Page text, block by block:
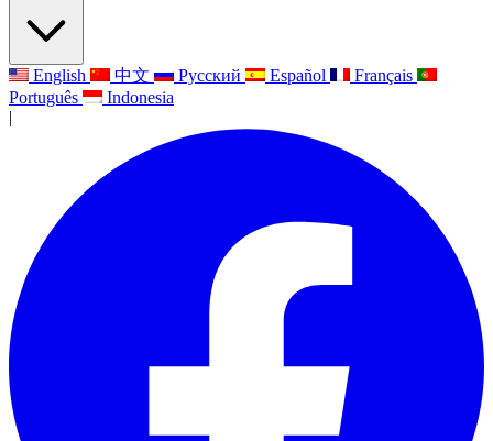
English 中文 Русский Español
Français
Português
Indonesia
|